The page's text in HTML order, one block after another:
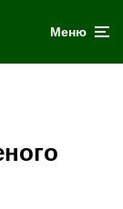
Меню